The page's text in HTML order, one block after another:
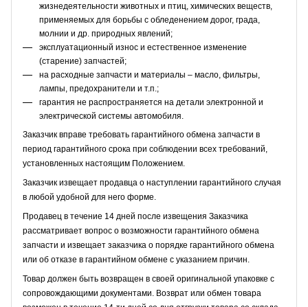
жизнедеятельности животных и птиц, химических веществ,
применяемых для борьбы с обледенением дорог, града,
молнии и др. природных явлений;
эксплуатационный износ и естественное изменение
(старение) запчастей;
на расходные запчасти и материалы – масло, фильтры,
лампы, предохранители и т.п.;
гарантия не распространяется на детали электронной и
электрической системы автомобиля.
Заказчик вправе требовать гарантийного обмена запчасти в
период гарантийного срока при соблюдении всех требований,
установленных настоящим Положением.
Заказчик извещает продавца о наступлении гарантийного случая
в любой удобной для него форме.
Продавец в течение 14 дней после извещения Заказчика
рассматривает вопрос о возможности гарантийного обмена
запчасти и извещает заказчика о порядке гарантийного обмена
или об отказе в гарантийном обмене с указанием причин.
Товар должен быть возвращен в своей оригинальной упаковке с
сопровождающими документами. Возврат или обмен товара